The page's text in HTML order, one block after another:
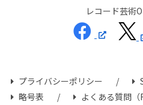
レコード芸術
プライバシーポリシー
略号表
よくある質問（